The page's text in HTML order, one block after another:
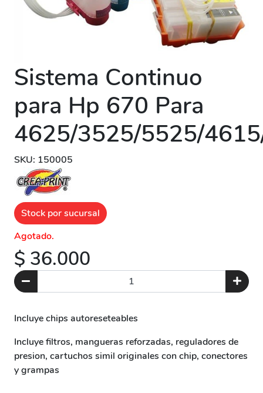
Sistema Continuo
para Hp 670 Para
4625/3525/5525/
SKU: 150005
Stock por sucursal
Agotado.
$ 36.000
Incluye chips autoreseteables
Incluye filtros, mangueras reforzadas, reguladores de
presion, cartuchos simil originales con chip, conectores
y grampas